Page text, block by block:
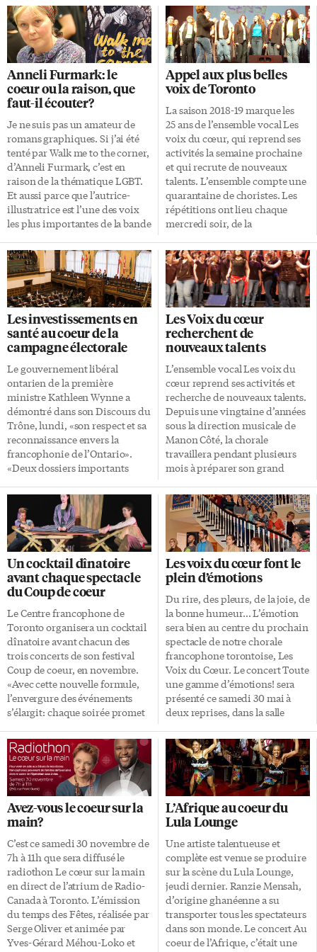
Anneli Furmark: le
coeur ou la raison, que
faut-il écouter?
Je ne suis pas un amateur de
romans graphiques. Si j’ai été
tenté par Walk me to the corner,
d’Anneli Furmark, c’est en
raison de la thématique LGBT.
Et aussi parce que l’autrice-
illustratrice est l’une des voix
les plus importantes de la bande
Furmark aime raconter des
histoires centrées sur l’intimité
de ses personnages. Relation
passionnelle Le personnage
principal est Élise, la
cinquantaine, mariée depuis
plus de vingt ans, dont les
enfants ont grandi et
déménagé. En une soirée, elle
tombe éperdument amoureuse
d’une femme du même âge,
Dagmar, également en couple
mais avec une autre lesbienne.
[…]
Appel aux plus belles
voix de Toronto
La saison 2018-19 marque les
25 ans de l’ensemble vocal Les
voix du cœur, qui reprend ses
activités la semaine prochaine
et qui recrute de nouveaux
talents. L’ensemble compte une
quarantaine de choristes. Les
répétitions ont lieu chaque
mercredi soir, de la
l’école secondaire Étienne-
Brûlé (York Mills et Bayview),
ainsi qu’un samedi après-midi
par mois. Voix juste et passion
pour la chanson Toutes celles et
tous ceux qui aimeraient se
joindre au groupe sont invités à
se présenter dès 19h à l’une des
répétitions, du 12 septembre au
10 octobre. «Aucune expérience
en chant choral n’est exigée,
mais […]
Les investissements en
santé au coeur de la
campagne électorale
Le gouvernement libéral
ontarien de la première
ministre Kathleen Wynne a
démontré dans son Discours du
Trône, lundi, «son respect et sa
reconnaissance envers la
francophonie de l’Ontario».
«Deux dossiers importants
francophone de l’Ontario» ont
été mentionnés dans ce
discours inaugural de la
nouvelle session parlementaire
(qui sera de très courte durée
puisque l’Assemblée législative
sera bientôt dissoute en vue des
élections du 7 juin): l’adhésion
de la province à l’Organisation
internationale de la
francophonie depuis 2016 et la
création de l’Université de
l’Ontario français d’ici 2020,
relève le président de
l’Assemblée de la francophonie
de l’Ontario, […]
Les Voix du cœur
recherchent de
nouveaux talents
L’ensemble vocal Les voix du
cœur reprend ses activités et
recherche de nouveaux talents.
Depuis une vingtaine d’années
sous la direction musicale de
Manon Côté, la chorale
travaillera pendant plusieurs
mois à préparer son grand
chant et danse dans des mises
en scène originales. Après le
bonheur en 2017 et un siècle de
chanson en 2016, c’est le thème
des cinq sens qui a été retenu
pour 2018. Toutes celles et tous
ceux qui aimeraient se joindre à
ce groupe dynamique (une
quarantaine de membres) sont
invités à se présenter dès 19h le
mercredi, à l’une […]
Un cocktail dînatoire
avant chaque spectacle
du Coup de coeur
Le Centre francophone de
Toronto organisera un cocktail
dînatoire avant chacun des
trois concerts de son festival
Coup de coeur, en novembre.
«Avec cette nouvelle formule,
l’envergure des événements
s’élargit: chaque soirée promet
nouvelles rencontres et de
renouer des liens, avant de
savourer les talents musicaux
des musiciens», explique Laure
Subtil-Smith, la chef des
communications et des
relations communautaires. Le
CFT n’a pas encore remplacé la
coordonnatrice culturelle
Sophie Bernier, partie à Ottawa
le mois dernier après 13 ans à ce
poste. C’est elle, toutefois, qui a
mis en place la plupart des […]
Les voix du cœur font le
plein d’émotions
Du rire, des pleurs, de la joie, de
la bonne humeur… L’émotion
sera bien au centre du prochain
spectacle de notre chorale
francophone torontoise, Les
Voix du Cœur. Le concert Toute
une gamme d’émotions! sera
présenté ce samedi 30 mai à
deux reprises, dans la salle
Toronto. Par le biais de
chansons issues d’un répertoire
principalement francophone,
Les Voix du Cœur ont décidé
cette année de survoler la
plupart des émotions
humaines, des plus profondes,
des plus désespérées, aux plus
comiques, selon Carmen
Bourbonnais, présidente de la
chorale. «Nous soulignons les
choses un peu ridicules […]
Avez-vous le coeur sur la
main?
C’est ce samedi 30 novembre de
7h à 11h que sera diffusé le
radiothon Le cœur sur la main
en direct de l’atrium de Radio-
Canada à Toronto. L’émission
du temps des Fêtes, réalisée par
Serge Oliver et animée par
Yves-Gérard Méhou-Loko et
L’Afrique au coeur du
Lula Lounge
Une artiste talentueuse et
complète est venue se produire
sur la scène du Lula Lounge,
jeudi dernier. Ranzie Mensah,
d’origine ghanéenne a su
transporter tous les spectateurs
dans son monde. Le concert Au
coeur de l’Afrique, c’était une